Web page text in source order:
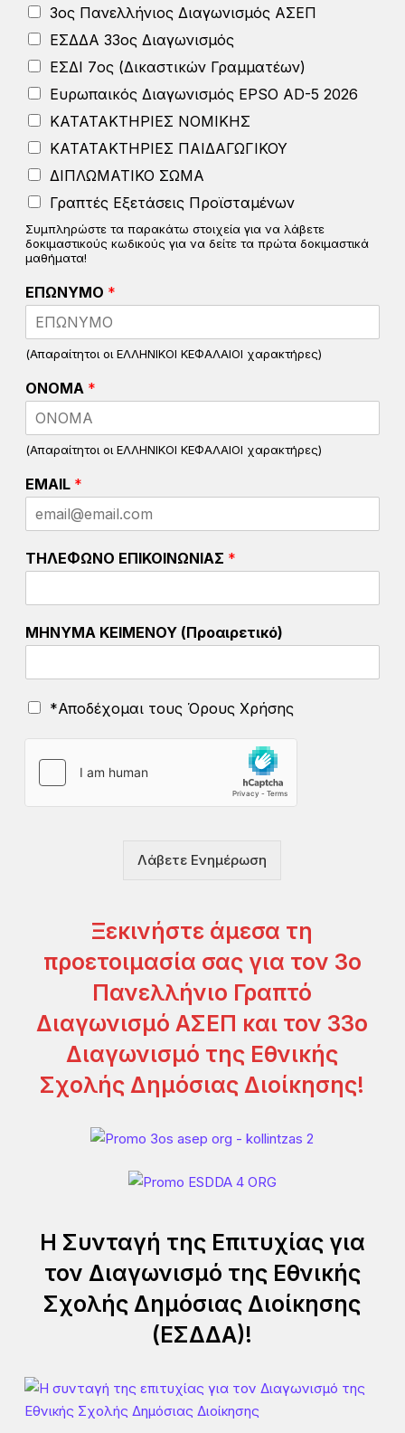
3ος Πανελλήνιος Διαγωνισμός ΑΣΕΠ
ΕΣΔΔΑ 33ος Διαγωνισμός
ΕΣΔΙ 7ος (Δικαστικών Γραμματέων)
Ευρωπαικός Διαγωνισμός EPSO AD-5 2026
ΚΑΤΑΤΑΚΤΗΡΙΕΣ ΝΟΜΙΚΗΣ
ΚΑΤΑΤΑΚΤΗΡΙΕΣ ΠΑΙΔΑΓΩΓΙΚΟΥ
ΔΙΠΛΩΜΑΤΙΚΟ ΣΩΜΑ
Γραπτές Εξετάσεις Προϊσταμένων
Συμπληρώστε τα παρακάτω στοιχεία για να λάβετε
δοκιμαστικούς κωδικούς για να δείτε τα πρώτα δοκιμαστικά
μαθήματα!
ΕΠΩΝΥΜΟ *
(Απαραίτητοι οι ΕΛΛΗΝΙΚΟΙ ΚΕΦΑΛΑΙΟΙ χαρακτήρες)
ΟΝΟΜΑ *
(Απαραίτητοι οι ΕΛΛΗΝΙΚΟΙ ΚΕΦΑΛΑΙΟΙ χαρακτήρες)
ν
α
α
EMAIL *
ΤΗΛΕΦΩΝΟ ΕΠΙΚΟΙΝΩΝΙΑΣ *
ΜΗΝΥΜΑ ΚΕΙΜΕΝΟΥ (Προαιρετικό)
Ό
ο
*Αποδέχομαι τους Όρους Χρήσης
Λάβετε Ενημέρωση
Ξεκινήστε άμεσα τη
προετοιμασία σας για τον 3ο
Πανελλήνιο Γραπτό
Διαγωνισμό ΑΣΕΠ και τον 33ο
Διαγωνισμό της Εθνικής
Σχολής Δημόσιας Διοίκησης!
Η Συνταγή της Επιτυχίας για
τον Διαγωνισμό της Εθνικής
Σχολής Δημόσιας Διοίκησης
(ΕΣΔΔΑ)!